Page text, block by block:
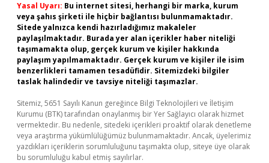
Yasal Uyarı: Bu internet sitesi, herhangi bir marka, kurum
veya şahıs şirketi ile hiçbir bağlantısı bulunmamaktadır.
Sitede yalnızca kendi hazırladığımız makaleler
paylaşılmaktadır. Burada yer alan içerikler haber niteliği
taşımamakta olup, gerçek kurum ve kişiler hakkında
paylaşım yapılmamaktadır. Gerçek kurum ve kişiler ile isim
benzerlikleri tamamen tesadüfidir. Sitemizdeki bilgiler
taslak halindedir ve tavsiye niteliği taşımazlar.
Sitemiz, 5651 Sayılı Kanun gereğince Bilgi Teknolojileri ve İletişim
Kurumu (BTK) tarafından onaylanmış bir Yer Sağlayıcı olarak hizmet
vermektedir. Bu nedenle, sitedeki içerikleri proaktif olarak denetleme
veya araştırma yükümlülüğümüz bulunmamaktadır. Ancak, üyelerimiz
yazdıkları içeriklerin sorumluluğunu taşımakta olup, siteye üye olarak
bu sorumluluğu kabul etmiş sayılırlar.